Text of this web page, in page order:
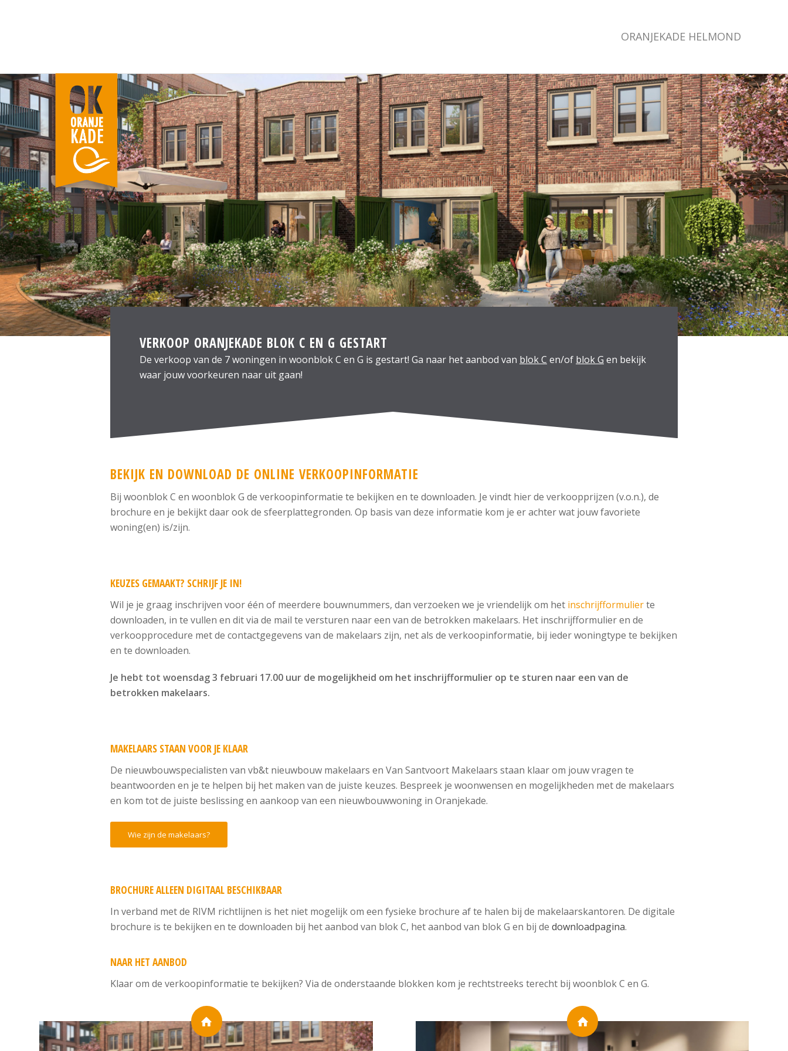
ORANJEKADE HELMOND
VERKOOP ORANJEKADE BLOK C EN G GESTART
De verkoop van de 7 woningen in woonblok C en G is gestart! Ga naar het aanbod van blok C en/of blok G en bekijk
waar jouw voorkeuren naar uit gaan!
BEKIJK EN DOWNLOAD DE ONLINE VERKOOPINFORMATIE
Bij woonblok C en woonblok G de verkoopinformatie te bekijken en te downloaden. Je vindt hier de verkoopprijzen (v.o.n.), de
brochure en je bekijkt daar ook de sfeerplattegronden. Op basis van deze informatie kom je er achter wat jouw favoriete
woning(en) is/zijn.
KEUZES GEMAAKT? SCHRIJF JE IN!
Wil je je graag inschrijven voor één of meerdere bouwnummers, dan verzoeken we je vriendelijk om het inschrijfformulierte
downloaden, in te vullen en dit via de mail te versturen naar een van de betrokken makelaars. Het inschrijfformulier en de
verkoopprocedure met de contactgegevens van de makelaars zijn, net als de verkoopinformatie, bij ieder woningtype te bekijken
en te downloaden.
Je hebt tot woensdag 3 februari 17.00 uur de mogelijkheid om het inschrijfformulier op te sturen naar een van de
betrokken makelaars.
MAKELAARS STAAN VOOR JE KLAAR
De nieuwbouwspecialisten van vb&t nieuwbouw makelaars en Van Santvoort Makelaars staan klaar om jouw vragen te
beantwoorden en je te helpen bij het maken van de juiste keuzes. Bespreek je woonwensen en mogelijkheden met de makelaars
en kom tot de juiste beslissing en aankoop van een nieuwbouwwoning in Oranjekade.
Wie zijn de makelaars?
BROCHURE ALLEEN DIGITAAL BESCHIKBAAR
In verband met de RIVM richtlijnen is het niet mogelijk om een fysieke brochure af te halen bij de makelaarskantoren. De digitale
brochure is te bekijken en te downloaden bij het aanbod van blok C, het aanbod van blok G en bij de downloadpagina.
NAAR HET AANBOD
Klaar om de verkoopinformatie te bekijken? Via de onderstaande blokken kom je rechtstreeks terecht bij woonblok C en G.